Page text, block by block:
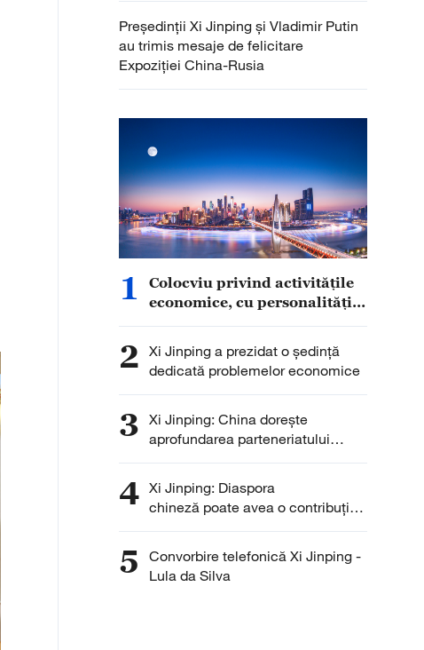
Președinții Xi Jinping și Vladimir Putin
au trimis mesaje de felicitare
Expoziției China-Rusia
1
Colocviu privind activitățile
economice, cu personalități
2 Xi Jinping a prezidat o ședință
dedicată problemelor economice
3 Xi Jinping: China dorește
aprofundarea parteneriatului
strategic cu Slovacia
4 Xi Jinping: Diaspora
chineză poate avea o contribuție
și mai importantă la
5
Convorbire telefonică Xi Jinping -
Lula da Silva